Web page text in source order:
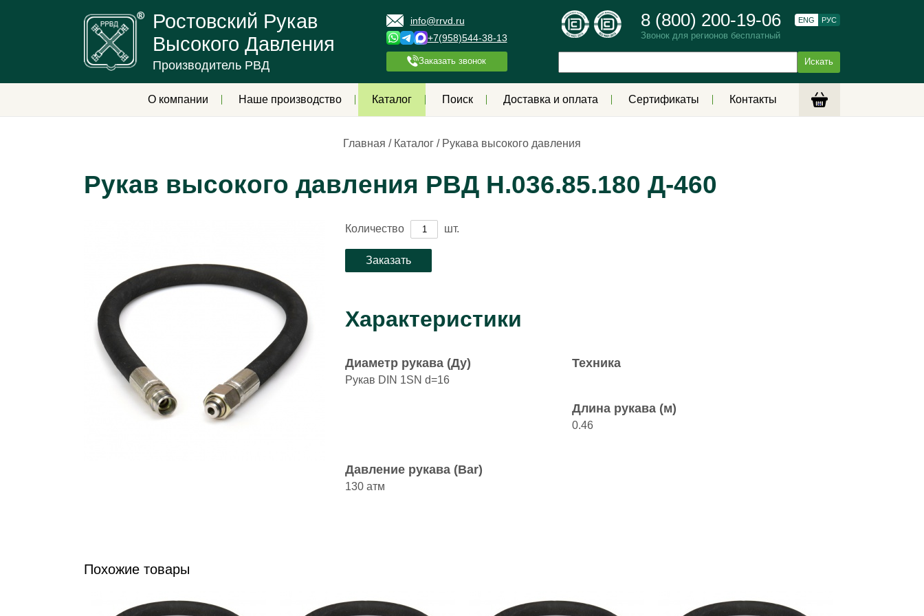
Ростовский Рукав
Высокого Давления
Производитель РВД
info@rrvd.ru
+7(958)544-38-13
Заказать звонок
8 (800) 200-19-06
Звонок для регионов бесплатный
ENG РУС
О компании Наше производство Каталог Поиск Доставка и оплата Сертификаты Контакты
Главная / Каталог / Рукава высокого давления
Рукав высокого давления РВД Н.036.85.180 Д-460
Количество шт.
Характеристики
Диаметр рукава (Ду)
Рукав DIN 1SN d=16
Техника
Длина рукава (м)
0.46
Давление рукава (Bar)
130 атм
Похожие товары